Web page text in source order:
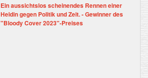
Ein aussichtslos scheinendes Rennen einer
Heldin gegen Politik und Zeit. - Gewinner des
"Bloody Cover 2023"-Preises